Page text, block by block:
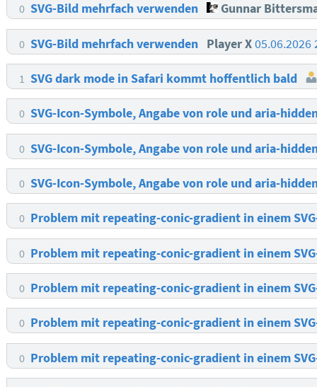
0 SVG-Bild mehrfach verwenden Gunnar
0 SVG-Bild mehrfach verwenden Player X05.06.2026
1 SVG dark mode in Safari kommt hoffentlich bald
0 SVG-Icon-Symbole, Angabe von role und aria-
0 SVG-Icon-Symbole, Angabe von role und aria-
0 SVG-Icon-Symbole, Angabe von role und aria-
0 Problem mit repeating-conic-gradient in einem
0 Problem mit repeating-conic-gradient in einem
0 Problem mit repeating-conic-gradient in einem
0 Problem mit repeating-conic-gradient in einem
0 Problem mit repeating-conic-gradient in einem